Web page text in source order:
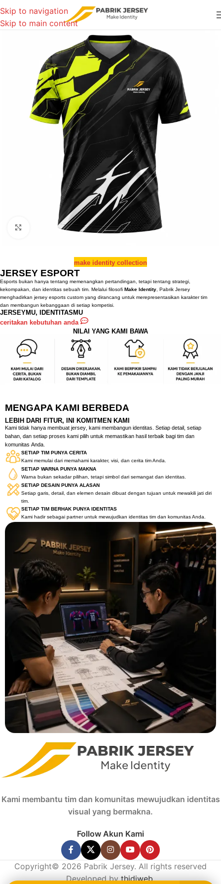
Skip to navigation
Skip to main content
Click to enlarge
make identity collection
JERSEY ESPORT
Esports bukan hanya tentang memenangkan pertandingan, tetapi tentang strategi,
kekompakan, dan identitas sebuah tim. Melalui filosofi Make Identity , Pabrik Jersey
menghadirkan jersey esports custom yang dirancang untuk merepresentasikan karakter tim
dan membangun kebanggaan di setiap kompetisi.
JERSEYMU, IDENTITASMU
ceritakan kebutuhan anda
NILAI YANG KAMI BAWA
MENGAPA KAMI BERBEDA
LEBIH DARI FITUR, INI KOMITMEN KAMI
Kami tidak hanya membuat jersey, kami membangun identitas. Setiap detail, setiap
bahan, dan setiap proses kami pilih untuk memastikan hasil terbaik bagi tim dan
komunitas Anda.
SETIAP TIM PUNYA CERITA
Kami memulai dari memahami karakter, visi, dan cerita tim Anda.
SETIAP WARNA PUNYA MAKNA
Warna bukan sekadar pilihan, tetapi simbol dari semangat dan identitas.
SETIAP DESAIN PUNYA ALASAN
Setiap garis, detail, dan elemen desain dibuat dengan tujuan untuk mewakili jati diri
tim.
SETIAP TIM BERHAK PUNYA IDENTITAS
Kami hadir sebagai partner untuk mewujudkan identitas tim dan komunitas Anda.
Kami membantu tim dan komunitas mewujudkan identitas
visual yang bermakna.
Follow Akun Kami
Copyright© 2026 Pabrik Jersey. All rights reserved
Developed bythidiweb.